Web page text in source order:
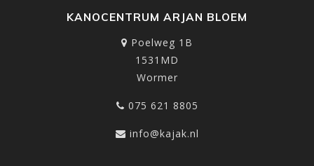
KANOCENTRUM ARJAN BLOEM
Poelweg 1B
1531MD
Wormer
075 621 8805
info@kajak.nl